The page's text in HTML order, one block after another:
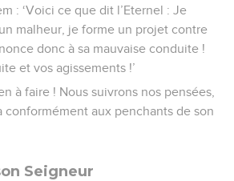
: ‘Voici ce que dit l’Eternel : Je
malheur, je forme un projet contre
donc à sa mauvaise conduite !
et vos agissements !’
à faire ! Nous suivrons nos pensées,
conformément aux penchants de son
Seigneur